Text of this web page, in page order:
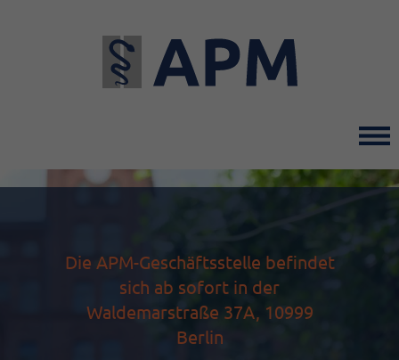
Die APM-Geschäftsstelle befindet
sich ab sofort in der
Waldemarstraße 37A, 10999
Berlin